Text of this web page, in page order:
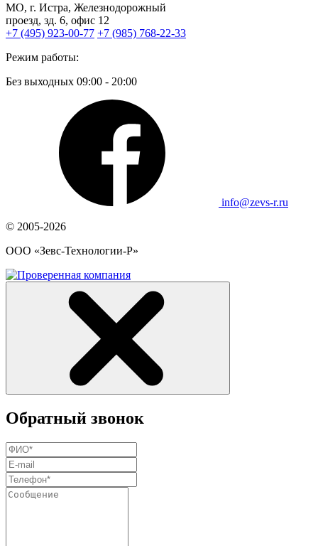
МО, г. Истра, Железнодорожный
проезд, зд. 6, офис 12
+7 (495) 923-00-77 +7 (985) 768-22-33
Режим работы:
Без выходных 09:00 - 20:00
info@zevs-r.ru
© 2005-2026
ООО «Зевс-Технологии-Р»
Обратный звонок